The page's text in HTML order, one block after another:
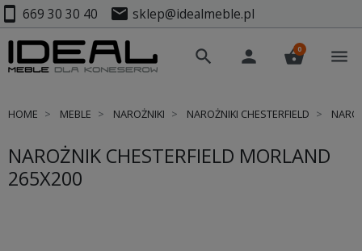
smartphone 669 30 30 40 mail sklep@idealmeble.pl
search person shopping_basket
0 menu
HOME MEBLE NAROŻNIKI NAROŻNIKI CHESTERFIELD
NAROŻNIK CHESTERFIELD MORLAND
265X200